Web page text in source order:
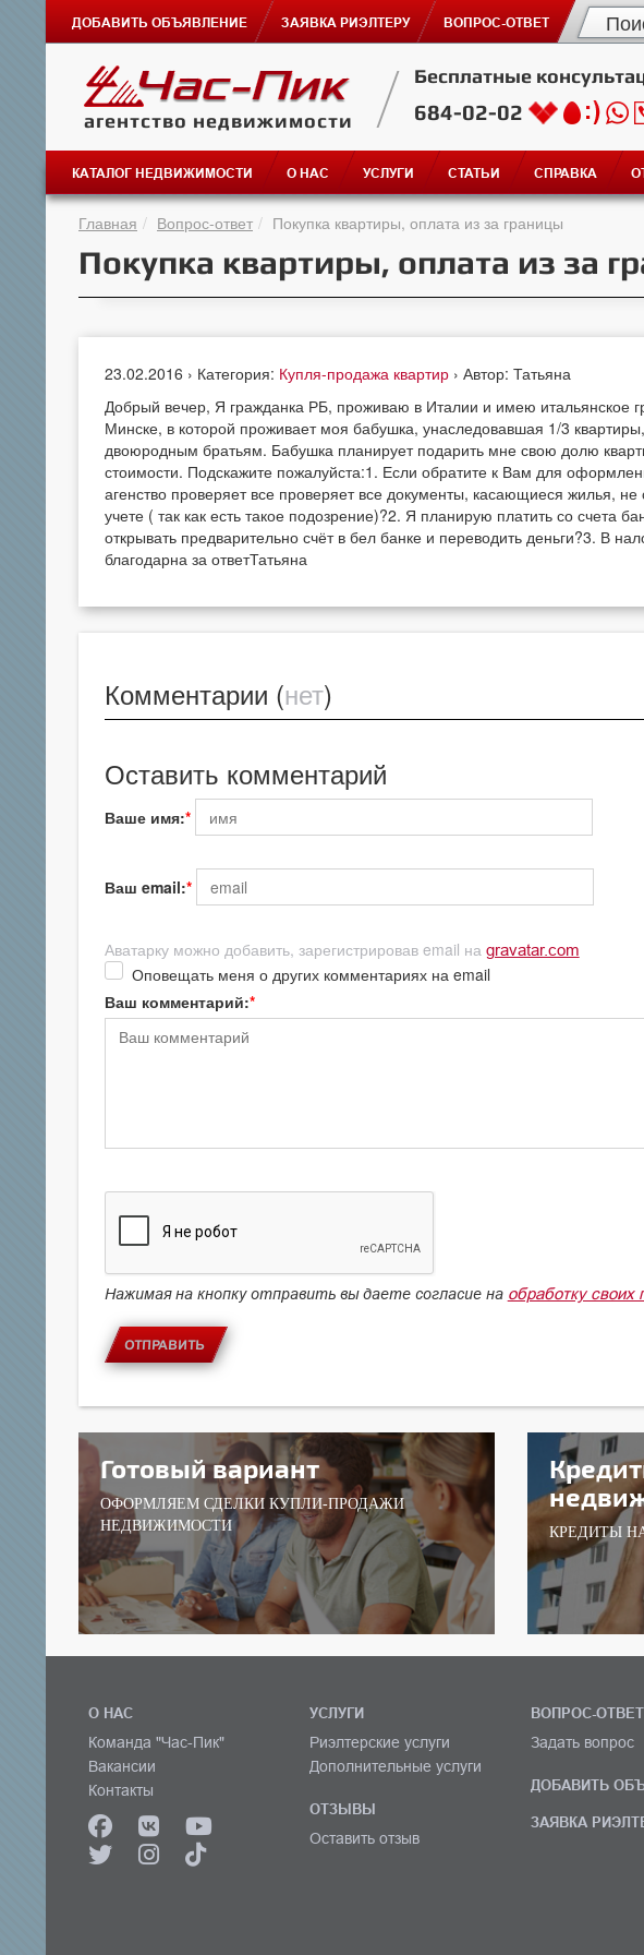
ДОБАВИТЬ ОБЪЯВЛЕНИЕ ЗАЯВКА РИЭЛТЕРУ ВОПРОС-ОТВЕТ
агентство недвижимости
Бесплатные
684-02-02
КАТАЛОГ НЕДВИЖИМОСТИ О НАС УСЛУГИ СТАТЬИ СПРАВКА
Главная Вопрос-ответ Покупка квартиры, оплата из за границы
Покупка квартиры, оплата из за
23.02.2016 › Категория: Купля-продажа квартир › Автор: Татьяна
Добрый вечер, Я гражданка РБ, проживаю в Италии и имею итальянское
Минске, в которой проживает моя бабушка, унаследовавшая 1/3
двоюродным братьям. Бабушка планирует подарить мне свою долю
стоимости. Подскажите пожалуйста:1. Если обратите к Вам для
агенство проверяет все проверяет все документы, касающиеся жилья, не
учете ( так как есть такое подозрение)?2. Я планирую платить со счета
открывать предварительно счёт в бел банке и переводить деньги?3. В
благодарна за ответТатьяна
Комментарии (нет)
Оставить комментарий
Ваше имя:
Ваш email:
Аватарку можно добавить, зарегистрировав email на gravatar.com
Оповещать меня о других комментариях на email
Ваш комментарий:
Нажимая на кнопку отправить вы даете согласие на обработку
ОТПРАВИТЬ
Готовый вариант
ОФОРМЛЯЕМ СДЕЛКИ КУПЛИ-ПРОДАЖИ
НЕДВИЖИМОСТИ
КРЕДИТЫ
О НАС
Команда "Час-Пик"
Вакансии
Контакты
УСЛУГИ
Риэлтерские услуги
Дополнительные услуги
ОТЗЫВЫ
Оставить отзыв
ВОПРОС-ОТВЕТ
Задать вопрос
ДОБАВИТЬ
ЗАЯВКА